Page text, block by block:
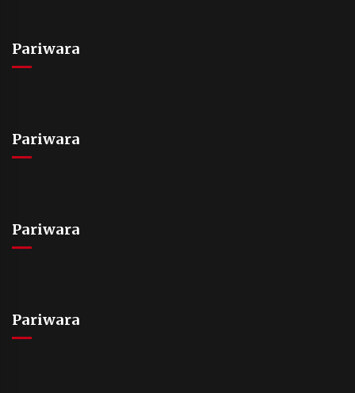
Pariwara
Pariwara
Pariwara
Pariwara